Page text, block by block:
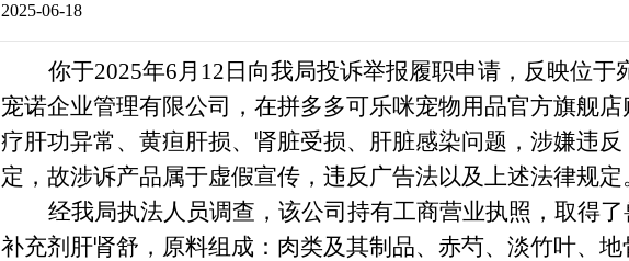
2025-06-18
你于2025年6月12日向我局投诉举报履职申请，反映位
宠诺企业管理有限公司，在拼多多可乐咪宠物用品官方旗舰
疗肝功异常、黄疸肝损、肾脏受损、肝脏感染问题，涉嫌违
定，故涉诉产品属于虚假宣传，违反广告法以及上述法律规定
经我局执法人员调查，该公司持有工商营业执照，取得
补充剂肝肾舒，原料组成：肉类及其制品、赤芍、淡竹叶、